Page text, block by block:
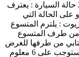
الشخص غير مسجل في دينار 1000 و يعتبر خان الامانة ولا يستعمل السيارة لغايات غير شرعية او لحمل سلع او بضائع ممنوعة او تسخيرها الحمل اشخاص ولو مجانا جيدة و بكامل لوازمها 2 حالة السيارة : يعترف
على الحالة التي
: يلترم المتسوع
و مدة من طرف المتسوع
كتابي من طرفها للغرض
يكون هذا على 5 جر السيارة : اذا وجب الامر لجر السيارة موضوع عقد الكراء على اثر عطب او حادث حساب المنسوع الى غاية مقر الشركة المتسوغ عند عملية التي قد تحصل للسيارة : يستوجب على 6 معلوم